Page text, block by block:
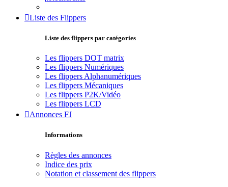
Liste des Flippers
Liste des flippers par catégories
Les flippers DOT matrix
Les flippers Numériques
Les flippers Alphanumériques
Les flippers Mécaniques
Les flippers P2K/Vidéo
Les flippers LCD
Annonces FJ
Informations
Règles des annonces
Indice des prix
Notation et classement des flippers